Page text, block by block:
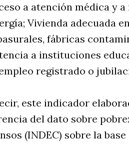
a atención médica y
Vivienda adecuada
fábricas
a instituciones
registrado o
este indicador
del dato sobre
(INDEC) sobre la